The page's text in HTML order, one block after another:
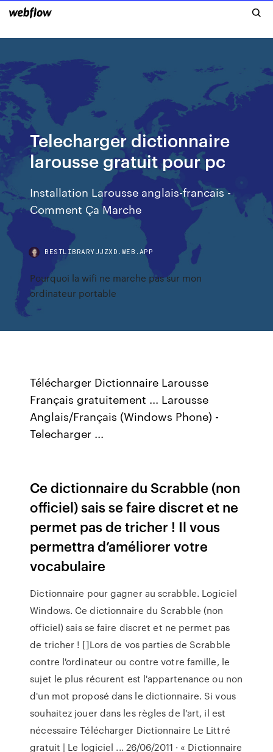
Telecharger dictionnaire
larousse gratuit pour pc
Installation Larousse anglais-francais -
Comment Ça Marche
BESTLIBRARYJJZXD.WEB.APP
Pourquoi la wifi ne marche pas sur mon
ordinateur portable
Télécharger Dictionnaire Larousse
Français gratuitement ... Larousse
Anglais/Français (Windows Phone) -
Telecharger ...
Ce dictionnaire du Scrabble (non
officiel) sais se faire discret et ne
permet pas de tricher ! Il vous
permettra d’améliorer votre
vocabulaire
Dictionnaire pour gagner au scrabble. Logiciel
Windows. Ce dictionnaire du Scrabble (non
officiel) sais se faire discret et ne permet pas
de tricher ! []Lors de vos parties de Scrabble
contre l'ordinateur ou contre votre famille, le
sujet le plus récurent est l'appartenance ou non
d'un mot proposé dans le dictionnaire. Si vous
souhaitez jouer dans les règles de l'art, il est
nécessaire Télécharger Dictionnaire Le Littré
gratuit | Le logiciel ... 26/06/2011 · « Dictionnaire